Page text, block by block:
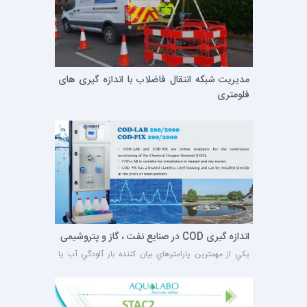
بیانگر وجود ذراتی در نمونه است که موجب انعکاس نور می
شوند و عدم شفافیت نمونه را موجب می گردند.
7 تیر 1399
مدیریت شبکه انتقال فاضلاب با اندازه گیری های
فلومتری
کانال های رو باز یا خطوط لوله نیمه پر وجود دارد. هر کدام از
این روش ها محدودیت ها و کاربری های خاص خود را
دارند و انتخاب روش مناسب برای اندازه گیری دبی از
اهیمت زیادی برخوردار است. یکی از دقیق ترین و رایج ترین
روش های اندازه گیری دبی در کانال ها و خطوط انتقال
فاضلاب ، روش های غیر تماسی بر پایه تکنیک های راداری
هستند.
6 اردیبهشت 1399
اندازه گیری COD در صنایع نفت ، گاز و پتروشیمی
يكي از مهمترين پارامترهاي بيان كننده بار آلودگي آب يا
فاضلاب، اكسيژن مورد نياز شيميايي يا COD مي باشد.
COD یک نمونه ، عبارت است از میزان اکسیژن مورد نیاز
جهت اکسایش مواد قابل اکسیداسیون (ترکیبات آلی) توسط